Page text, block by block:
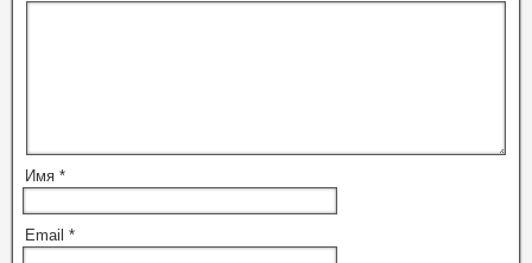
Имя *
Email *